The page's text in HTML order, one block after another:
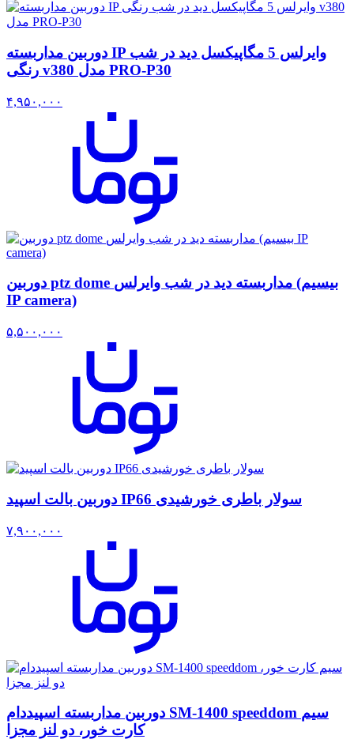
دوربین مداربسته IP وایرلس 5 مگاپیکسل دید در شب
رنگی v380 مدل PRO-P30
۴,۹۵۰,۰۰۰
دوربین ptz dome مداربسته دید در شب وایرلس (بیسیم
IP camera)
۵,۵۰۰,۰۰۰
دوربین بالت اسپید IP66 سولار باطری خورشیدی
۷,۹۰۰,۰۰۰
دوربین مداربسته اسپیددام SM-1400 speeddom سیم
کارت خور، دو لنز مجزا